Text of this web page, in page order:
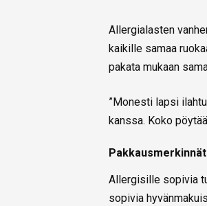
Allergialasten
kaikille samaa
pakata mukaan
”Monesti lapsi
kanssa. Koko
Allergisille sopivia
sopivia